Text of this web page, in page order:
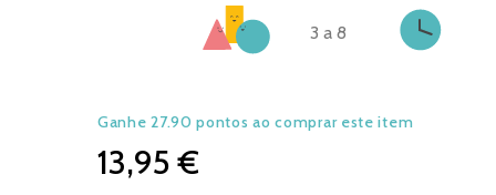
3 a 8
Ganhe 27.90 pontos ao comprar este item
13,95 €